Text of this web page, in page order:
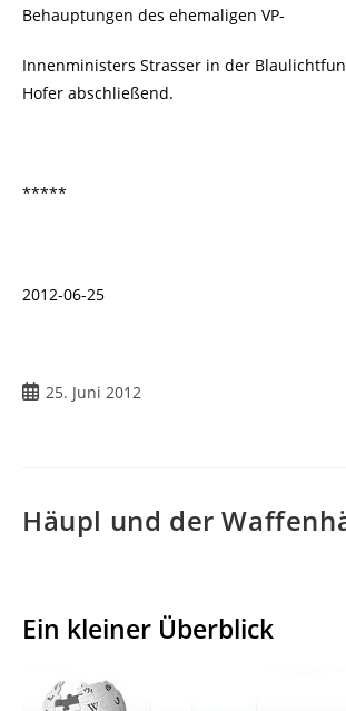
Behauptungen des ehemaligen VP-
Innenministers Strasser in der
Hofer abschließend.
*****
2012-06-25
Beitrag
25. Juni 2012
Häupl und der
Ein kleiner Überblick